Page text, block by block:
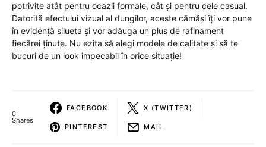
potrivite atât pentru ocazii formale, cât și pentru cele casual.
Datorită efectului vizual al dungilor, aceste cămăși îți vor pune
în evidență silueta și vor adăuga un plus de rafinament
fiecărei ținute. Nu ezita să alegi modele de calitate și să te
bucuri de un look impecabil în orice situație!
0
Shares
FACEBOOK X (TWITTER)
PINTEREST MAIL